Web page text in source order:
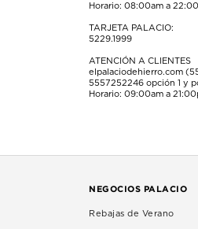
Horario: 08:00am a
TARJETA PALACIO:
5229.1999
ATENCIÓN A CLIENTES
elpalaciodehierro.com
5557252246 opción 1 y
Horario: 09:00am a
NEGOCIOS PALACIO
Rebajas de Verano